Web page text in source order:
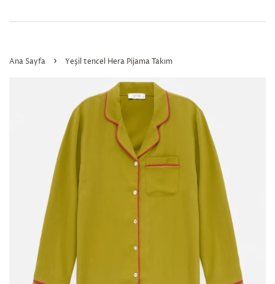
Ana Sayfa › Yeşil tencel Hera Pijama Takım